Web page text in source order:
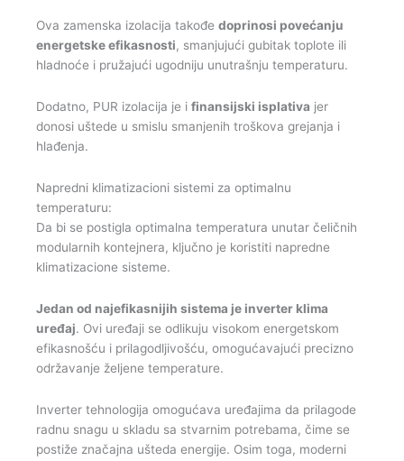
Ova zamenska izolacija takođe doprinosi povećanju
energetske efikasnosti, smanjujući gubitak toplote ili
hladnoće i pružajući ugodniju unutrašnju temperaturu.
Dodatno, PUR izolacija je i finansijski isplativa jer
donosi uštede u smislu smanjenih troškova grejanja i
hlađenja.
Napredni klimatizacioni sistemi za optimalnu
temperaturu:
Da bi se postigla optimalna temperatura unutar čeličnih
modularnih kontejnera, ključno je koristiti napredne
klimatizacione sisteme.
Jedan od najefikasnijih sistema je inverter klima
uređaj. Ovi uređaji se odlikuju visokom energetskom
efikasnošću i prilagodljivošću, omogućavajući precizno
održavanje željene temperature.
Inverter tehnologija omogućava uređajima da prilagode
radnu snagu u skladu sa stvarnim potrebama, čime se
postiže značajna ušteda energije. Osim toga, moderni